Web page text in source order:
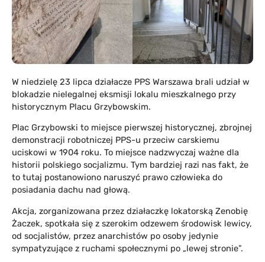
W niedzielę 23 lipca działacze PPS Warszawa brali udział w
blokadzie nielegalnej eksmisji lokalu mieszkalnego przy
historycznym Placu Grzybowskim.
Plac Grzybowski to miejsce pierwszej historycznej, zbrojnej
demonstracji robotniczej PPS-u przeciw carskiemu
uciskowi w 1904 roku. To miejsce nadzwyczaj ważne dla
historii polskiego socjalizmu. Tym bardziej razi nas fakt, że
to tutaj postanowiono naruszyć prawo człowieka do
posiadania dachu nad głową.
Akcja, zorganizowana przez działaczkę lokatorską Zenobię
Żaczek, spotkała się z szerokim odzewem środowisk lewicy,
od socjalistów, przez anarchistów po osoby jedynie
sympatyzujące z ruchami społecznymi po „lewej stronie”.